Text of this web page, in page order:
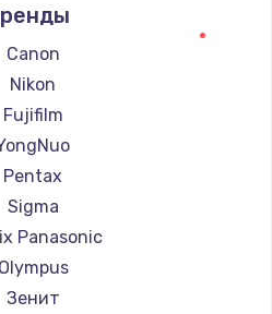
LUMIX
Kodak
Blackmagic
Canon
Nikon
Fujifilm
Pentax
Sigma
Panasonic
Olympus
Зенит